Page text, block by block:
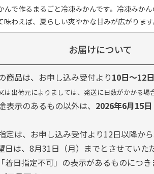
んで作るまるごと冷凍みかんです。冷凍みか
わえば、夏らしい爽やかな甘みが広がります
お届けについて
商品は、お申し込み受付より10日～12
出荷元によりましては、発送に日数がかかる場
表示のあるもの以外は、 2026年6月15
定は、お申し込み受付より12日以降から
は、8月31日（月）までとさせていた
着日指定不可」の表示があるものにつ